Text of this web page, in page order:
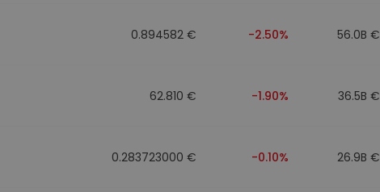
0.894582 € -2.50% 56.0B €
62.810 € -1.90% 36.5B €
0.283723000 € -0.10% 26.9B €